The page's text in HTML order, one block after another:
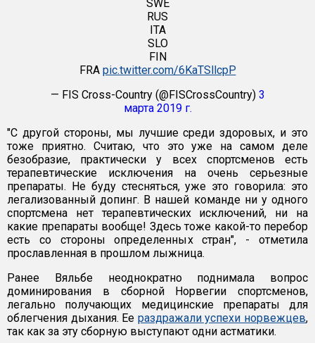
SWE
RUS
ITA
SLO
FIN
FRA pic.twitter.com/6KaTSllcpP
— FIS Cross-Country (@FISCrossCountry) 3
марта 2019 г.
"С другой стороны, мы лучшие среди здоровых, и это
тоже приятно. Считаю, что это уже на самом деле
безобразие, практически у всех спортсменов есть
терапевтические исключения на очень серьезные
препараты. Не буду стесняться, уже это говорила: это
легализованный допинг. В нашей команде ни у одного
спортсмена нет терапевтических исключений, ни на
какие препараты вообще! Здесь тоже какой-то перебор
есть со стороны определенных стран", - отметила
прославленная в прошлом лыжница.
Ранее Вяльбе неоднократно поднимала вопрос
доминирования в сборной Норвегии спортсменов,
легально получающих медицинские препараты для
облегчения дыхания. Ее раздражали успехи норвежцев,
так как за эту сборную выступают одни астматики.